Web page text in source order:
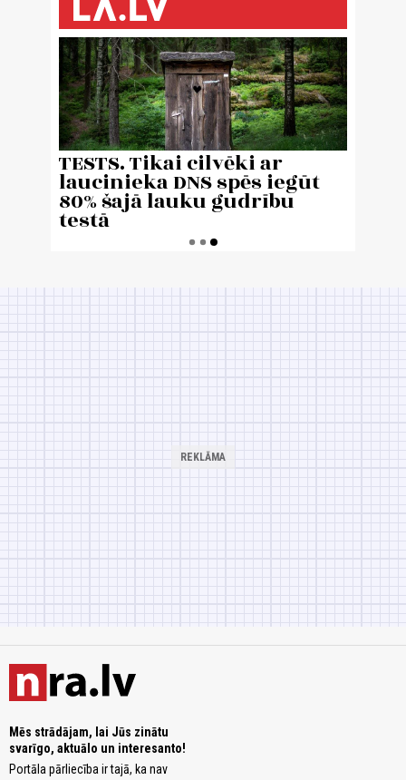
Mēs strādājam, lai Jūs zinātu
svarīgo, aktuālo un interesanto!
Portāla pārliecība ir tajā, ka nav